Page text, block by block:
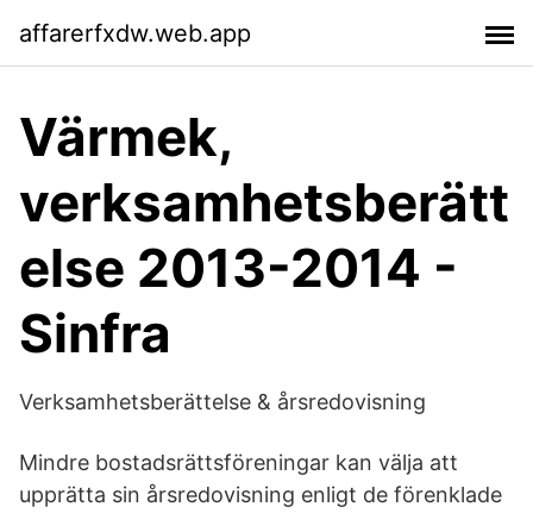
affarerfxdw.web.app
Värmek,
verksamhetsberätt
else 2013-2014 -
Sinfra
Verksamhetsberättelse & årsredovisning
Mindre bostadsrättsföreningar kan välja att
upprätta sin årsredovisning enligt de förenklade